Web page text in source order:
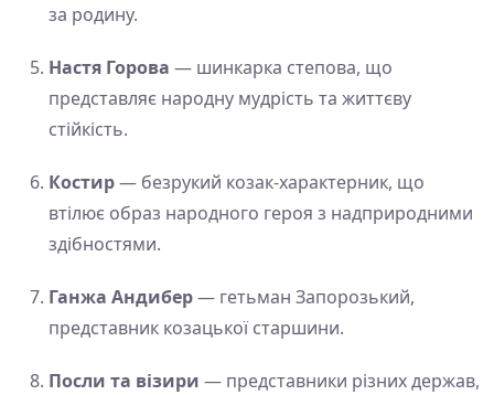
за родину.
Настя Горова — шинкарка степова, що
представляє народну мудрість та життєву
стійкість.
Костир— безрукий козак-характерник, що
втілює образ народного героя з надприродними
здібностями.
Ганжа Андибер— гетьман Запорозький,
представник козацької старшини.
Посли та візири — представники різних держав,